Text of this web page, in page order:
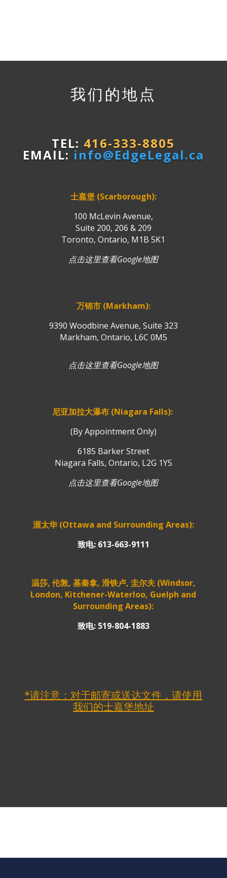
我们的地点
TEL: 416-333-8805
EMAIL: info@EdgeLegal.ca
士嘉堡 (Scarborough):
100 McLevin Avenue,
Suite 200, 206 & 209
Toronto, Ontario, M1B 5K1
点击这里查看Google地图
万锦市 (Markham):
9390 Woodbine Avenue, Suite 323
Markham, Ontario, L6C 0M5
点击这里查看Google地图
尼亚加拉大瀑布 (Niagara Falls):
(By Appointment Only)
6185 Barker Street
Niagara Falls, Ontario, L2G 1Y5
点击这里查看Google地图
渥太华 (Ottawa and Surrounding Areas):
致电: 613-663-9111
温莎, 伦敦, 基秦拿, 滑铁卢, 圭尔夫 (Windsor,
London, Kitchener-Waterloo, Guelph and
Surrounding Areas):
致电: 519-804-1883
*请注意：对于邮寄或送达文件，请使用
我们的士嘉堡地址